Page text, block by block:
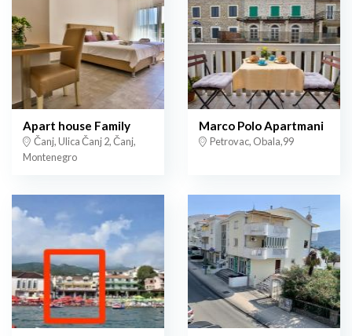
Apart house Family
Čanj, Ulica Čanj 2, Čanj,
Montenegro
Marco Polo Apartmani
Petrovac, Obala,99